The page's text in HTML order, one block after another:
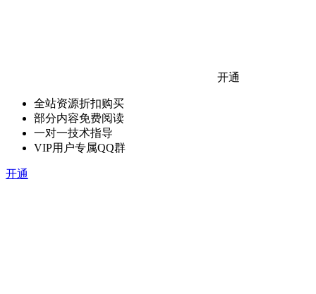
开通
全站资源折扣购买
部分内容免费阅读
一对一技术指导
VIP用户专属QQ群
开通